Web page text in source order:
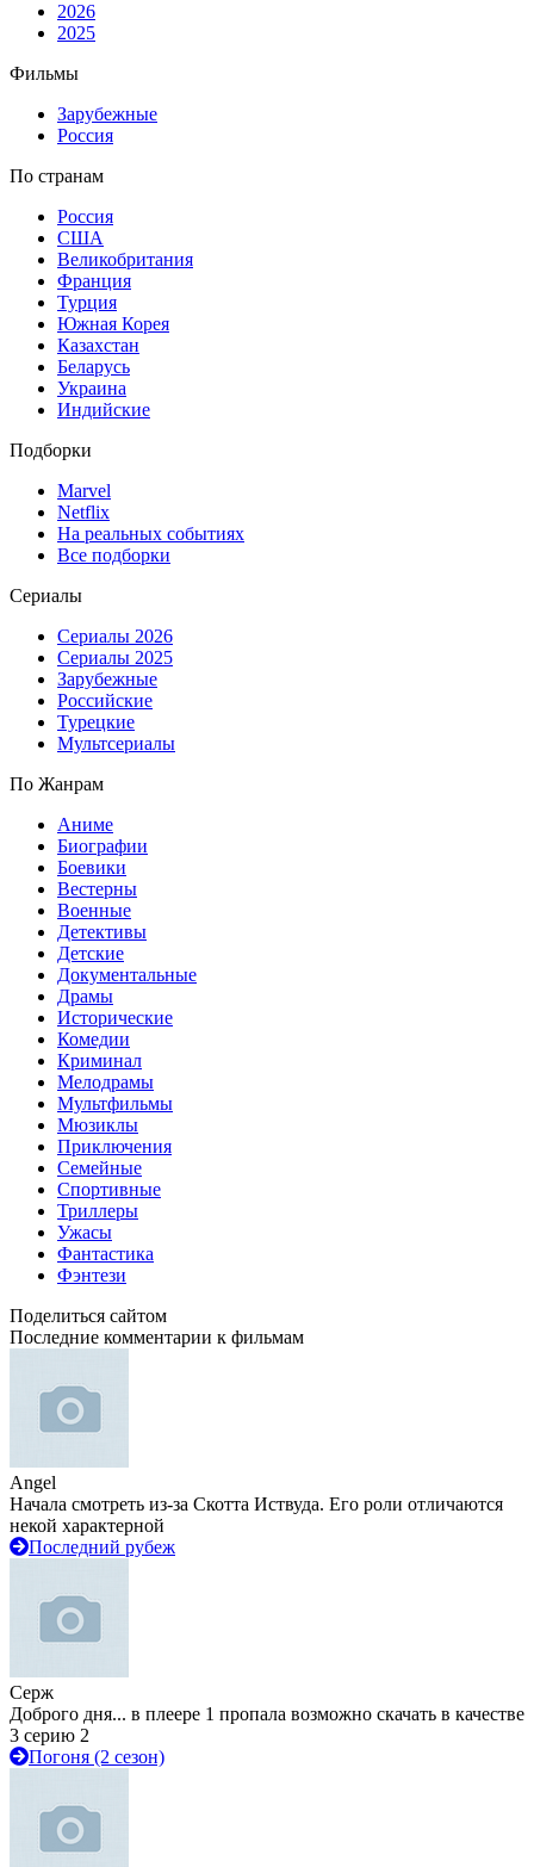
2026
2025
Фильмы
Зарубежные
Россия
По странам
Россия
США
Великобритания
Франция
Турция
Южная Корея
Казахстан
Беларусь
Украина
Индийские
Подборки
Marvel
Netflix
На реальных событиях
Все подборки
Сериалы
Сериалы 2026
Сериалы 2025
Зарубежные
Российские
Турецкие
Мультсериалы
По Жанрам
Аниме
Биографии
Боевики
Вестерны
Военные
Детективы
Детские
Документальные
Драмы
Исторические
Комедии
Криминал
Мелодрамы
Мультфильмы
Мюзиклы
Приключения
Семейные
Спортивные
Триллеры
Ужасы
Фантастика
Фэнтези
Поделиться сайтом
Последние комментарии к фильмам
Angel
Начала смотреть из-за Скотта Иствуда. Его роли отличаются
некой характерной
Последний рубеж
Серж
Доброго дня... в плеере 1 пропала возможно скачать в качестве
3 серию 2
Погоня (2 сезон)